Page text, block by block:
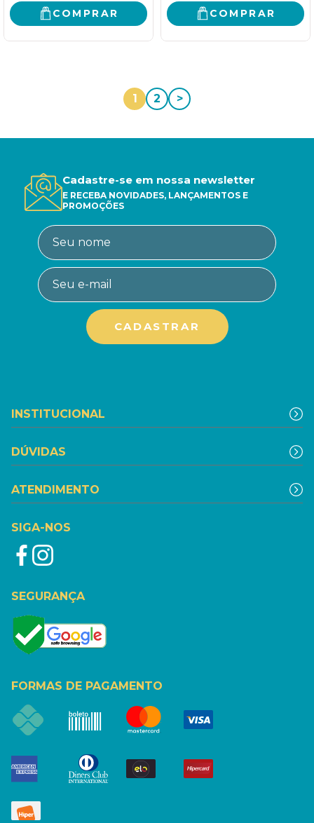
COMPRAR COMPRAR
1 2 >
Cadastre-se em nossa newsletter
E RECEBA NOVIDADES, LANÇAMENTOS E
PROMOÇÕES
INSTITUCIONAL
DÚVIDAS
ATENDIMENTO
SIGA-NOS
SEGURANÇA
FORMAS DE PAGAMENTO